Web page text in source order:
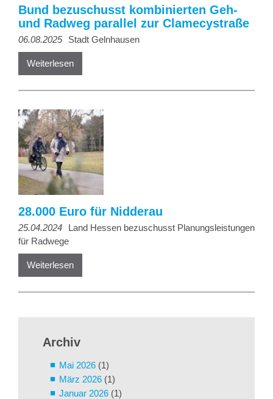
Bund bezuschusst kombinierten Geh-
und Radweg parallel zur Clamecystraße
06.08.2025 Stadt Gelnhausen
Weiterlesen
28.000 Euro für Nidderau
25.04.2024
Land Hessen bezuschusst Planungsleistungen
für Radwege
Weiterlesen
Archiv
Mai 2026 (1)
März 2026 (1)
Januar 2026 (1)